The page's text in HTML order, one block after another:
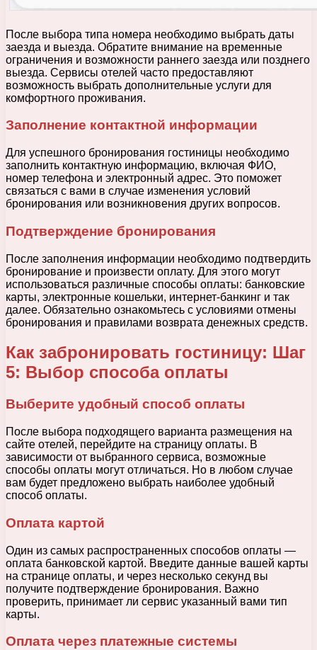
После выбора типа номера необходимо выбрать даты
заезда и выезда. Обратите внимание на временные
ограничения и возможности раннего заезда или позднего
выезда. Сервисы отелей часто предоставляют
возможность выбрать дополнительные услуги для
комфортного проживания.
Заполнение контактной информации
Для успешного бронирования гостиницы необходимо
заполнить контактную информацию, включая ФИО,
номер телефона и электронный адрес. Это поможет
связаться с вами в случае изменения условий
бронирования или возникновения других вопросов.
Подтверждение бронирования
После заполнения информации необходимо подтвердить
бронирование и произвести оплату. Для этого могут
использоваться различные способы оплаты: банковские
карты, электронные кошельки, интернет-банкинг и так
далее. Обязательно ознакомьтесь с условиями отмены
бронирования и правилами возврата денежных средств.
Как забронировать гостиницу: Шаг
5: Выбор способа оплаты
Выберите удобный способ оплаты
После выбора подходящего варианта размещения на
сайте отелей, перейдите на страницу оплаты. В
зависимости от выбранного сервиса, возможные
способы оплаты могут отличаться. Но в любом случае
вам будет предложено выбрать наиболее удобный
способ оплаты.
Оплата картой
Один из самых распространенных способов оплаты —
оплата банковской картой. Введите данные вашей карты
на странице оплаты, и через несколько секунд вы
получите подтверждение бронирования. Важно
проверить, принимает ли сервис указанный вами тип
карты.
Оплата через платежные системы